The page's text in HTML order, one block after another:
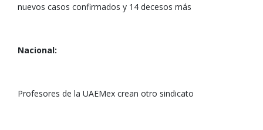
nuevos casos confirmados y 14 decesos más
Nacional:
Profesores de la UAEMex crean otro sindicato